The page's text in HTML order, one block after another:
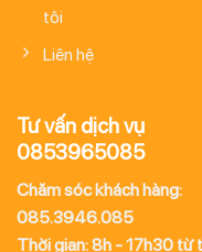
0853965085
085.3946.085
Thời gian: 8h - 17h30 từ
2 đến thứ 5)
Văn phòng: Tầng 19, Tòa
137 Nguyễn Ngọc Vũ, Yên